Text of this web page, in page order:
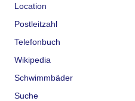
Location
Postleitzahl
Telefonbuch
Wikipedia
Schwimmbäder
Suche